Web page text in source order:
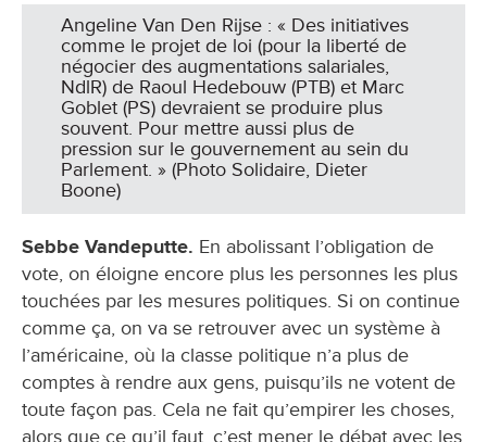
Angeline Van Den Rijse : « Des initiatives
comme le projet de loi (pour la liberté de
négocier des augmentations salariales,
NdlR) de Raoul Hedebouw (PTB) et Marc
Goblet (PS) devraient se produire plus
souvent. Pour mettre aussi plus de
pression sur le gouvernement au sein du
Parlement. » (Photo Solidaire, Dieter
Boone)
Sebbe Vandeputte. En abolissant l’obligation de
vote, on éloigne encore plus les personnes les plus
touchées par les mesures politiques. Si on continue
comme ça, on va se retrouver avec un système à
l’américaine, où la classe politique n’a plus de
comptes à rendre aux gens, puisqu’ils ne votent de
toute façon pas. Cela ne fait qu’empirer les choses,
alors que ce qu’il faut, c’est mener le débat avec les